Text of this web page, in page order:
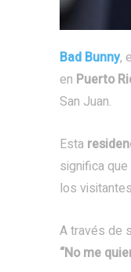
Bad Bunny,
en Puerto
San Juan.
Esta
significa
los
A través de
“No me